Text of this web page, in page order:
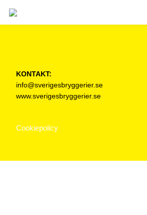
KONTAKT:
info@sverigesbryggerier.se
www.sverigesbryggerier.se
Cookiepolicy